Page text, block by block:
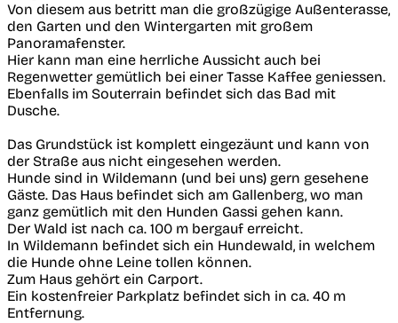
Von diesem aus betritt man die großzügige Außenterasse,
den Garten und den Wintergarten mit großem
Panoramafenster.
Hier kann man eine herrliche Aussicht auch bei
Regenwetter gemütlich bei einer Tasse Kaffee geniessen.
Ebenfalls im Souterrain befindet sich das Bad mit
Dusche.
Das Grundstück ist komplett eingezäunt und kann von
der Straße aus nicht eingesehen werden.
Hunde sind in Wildemann (und bei uns) gern gesehene
Gäste. Das Haus befindet sich am Gallenberg, wo man
ganz gemütlich mit den Hunden Gassi gehen kann.
Der Wald ist nach ca. 100 m bergauf erreicht.
In Wildemann befindet sich ein Hundewald, in welchem
die Hunde ohne Leine tollen können.
Zum Haus gehört ein Carport.
Ein kostenfreier Parkplatz befindet sich in ca. 40 m
Entfernung.